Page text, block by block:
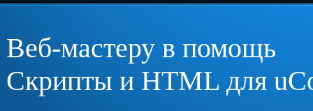
Веб-мастеру в помощь
Скрипты и HTML для